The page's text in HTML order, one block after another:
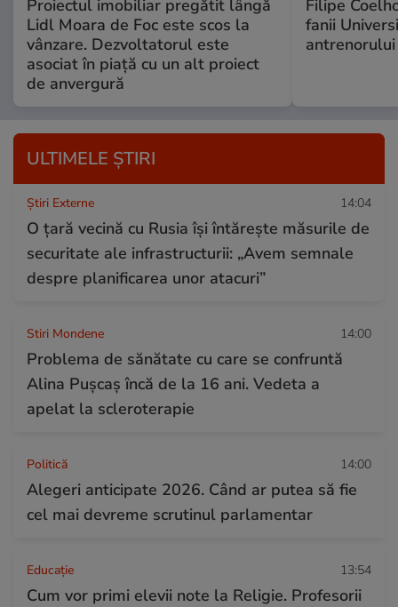
Proiectul imobiliar pregătit lângă
Lidl Moara de Foc este scos la
vânzare. Dezvoltatorul este
asociat în piață cu un alt proiect
de anvergură
Filipe
fanii
ULTIMELE ȘTIRI
Știri Externe 14:04
O țară vecină cu Rusia își întărește măsurile de
securitate ale infrastructurii: „Avem semnale
despre planificarea unor atacuri”
Stiri Mondene 14:00
Problema de sănătate cu care se confruntă
Alina Pușcaș încă de la 16 ani. Vedeta a
apelat la scleroterapie
Politică 14:00
Alegeri anticipate 2026. Când ar putea să fie
cel mai devreme scrutinul parlamentar
Educație 13:54
Cum vor primi elevii note la Religie. Profesorii